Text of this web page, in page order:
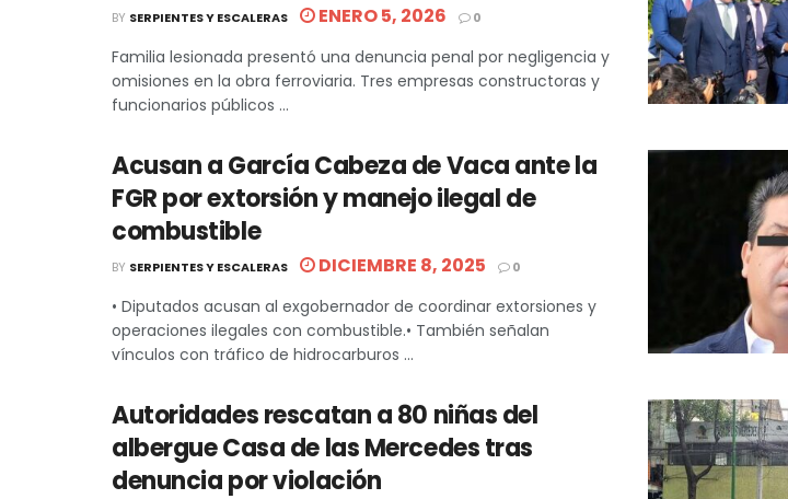
BY SERPIENTES Y ESCALERAS ENERO 5, 2026 0
Familia lesionada presentó una denuncia penal por negligencia y
omisiones en la obra ferroviaria. Tres empresas constructoras y
funcionarios públicos ...
Acusan a García Cabeza de Vaca ante la
FGR por extorsión y manejo ilegal de
combustible
BY SERPIENTES Y ESCALERAS DICIEMBRE 8, 2025 0
• Diputados acusan al exgobernador de coordinar extorsiones y
operaciones ilegales con combustible.• También señalan
vínculos con tráfico de hidrocarburos ...
Autoridades rescatan a 80 niñas del
albergue Casa de las Mercedes tras
denuncia por violación